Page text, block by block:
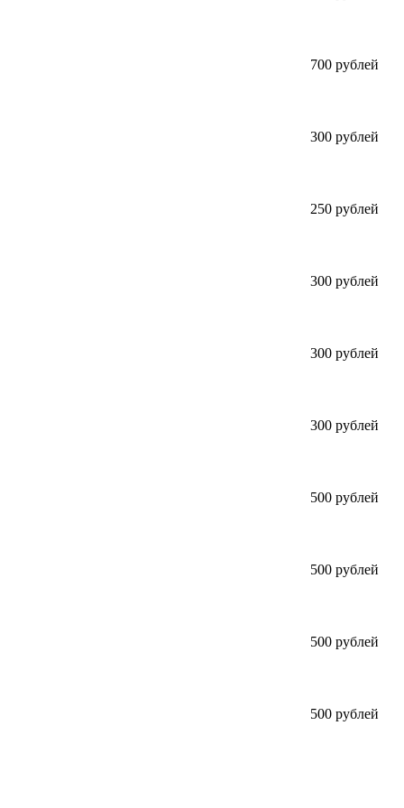
700 рублей
300 рублей
250 рублей
300 рублей
300 рублей
300 рублей
500 рублей
500 рублей
500 рублей
500 рублей